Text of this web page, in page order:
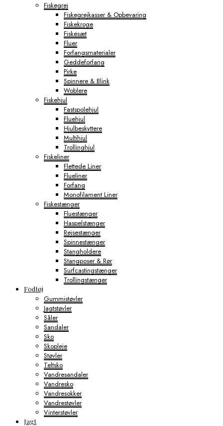
Fiskegrej
Fiskegrejkasser & Opbevaring
Fiskekroge
Fiskesæt
Fluer
Forfangsmaterialer
Geddeforfang
Pirke
Spinnere & Blink
Woblere
Fiskehjul
Fastspolehjul
Fluehjul
Hjulbeskyttere
Multihjul
Trollinghjul
Fiskeliner
Flettede Liner
Flueliner
Forfang
Monofilament Liner
Fiskestænger
Fluestænger
Haspelstænger
Rejsestænger
Spinnestænger
Stangholdere
Stangposer & Rør
Surfcastingstænger
Trollingstænger
Fodtøj
Gummistøvler
Jagtstøvler
Såler
Sandaler
Sko
Skopleje
Støvler
Teltsko
Vandresandaler
Vandresko
Vandresokker
Vandrestøvler
Vinterstøvler
Jagt